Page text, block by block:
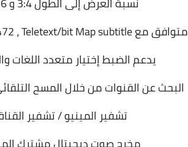
متوافق مع Teletext/bit Map subtitle ‏،
يدعم الضبط إختيار متعدد اللغات
البحث عن القنوات من خلال المسح
تشفير المينيو / تشفير